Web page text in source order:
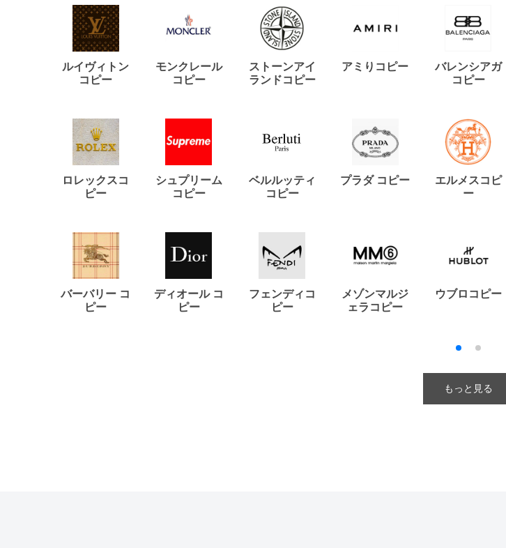
ルイヴィトン
コピー
モンクレール
コピー
ストーンアイ
ランドコピー
アミりコピー
バレンシアガ
コピー
ロレックスコ
ピー
シュプリーム
コピー
ベルルッティ
コピー
プラダ コピー
エルメスコピ
ー
バーバリー コ
ピー
ディオール コ
ピー
フェンディコ
ピー
メゾンマルジ
ェラコピー
ウブロコピー
もっと見る